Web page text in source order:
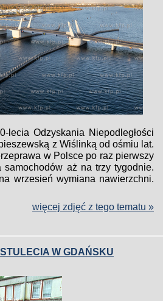
lecia Odzyskania Niepodległości
z Wiślinką od ośmiu lat.
w Polsce po raz pierwszy
samochodów aż na trzy tygodnie.
wrzesień wymiana nawierzchni.
więcej zdjęć z tego tematu »
W GDAŃSKU